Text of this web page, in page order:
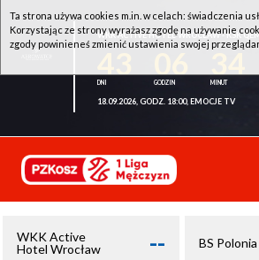
WKK ACTIVE HOTEL WROCŁAW - KSK
18.09.2026, GODZ. 18:00, EMOCJE TV
WKK Active
Hotel Wrocław
-- BS
Ta strona używa cookies m.in. w celach: świadczenia
Korzystając ze strony wyrażasz zgodę na używanie
zgody powinieneś zmienić ustawienia swojej